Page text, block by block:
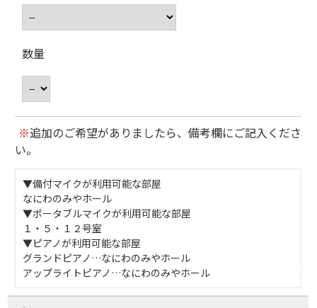
数量
※追加のご希望がありましたら、備考欄にご記入くださ
い。
▼備付マイクが利用可能な部屋
なにわのみやホール
▼ポータブルマイクが利用可能な部屋
１・５・１２号室
▼ピアノが利用可能な部屋
グランドピアノ…なにわのみやホール
アップライトピアノ…なにわのみやホール